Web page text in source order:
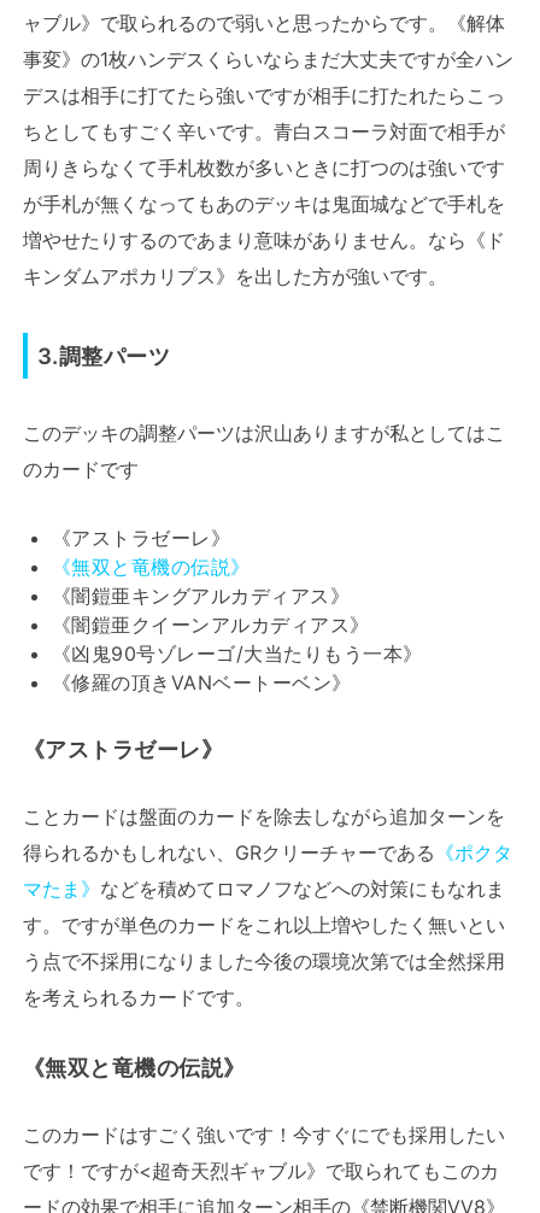
ャブル》で取られるので弱いと思ったからです。《解体
事変》の1枚ハンデスくらいならまだ大丈夫ですが全ハン
デスは相手に打てたら強いですが相手に打たれたらこっ
ちとしてもすごく辛いです。青白スコーラ対面で相手が
周りきらなくて手札枚数が多いときに打つのは強いです
が手札が無くなってもあのデッキは鬼面城などで手札を
増やせたりするのであまり意味がありません。なら《ド
キンダムアポカリプス》を出した方が強いです。
3.調整パーツ
このデッキの調整パーツは沢山ありますが私としてはこ
のカードです
《アストラゼーレ》
《無双と竜機の伝説》
《闇鎧亜キングアルカディアス》
《闇鎧亜クイーンアルカディアス》
《凶鬼90号ゾレーゴ/大当たりもう一本》
《修羅の頂きVANベートーベン》
《アストラゼーレ》
ことカードは盤面のカードを除去しながら追加ターンを
得られるかもしれない、GRクリーチャーである 《ポクタ
マたま》 などを積めてロマノフなどへの対策にもなれま
す。ですが単色のカードをこれ以上増やしたく無いとい
う点で不採用になりました今後の環境次第では全然採用
を考えられるカードです。
《無双と竜機の伝説》
このカードはすごく強いです！今すぐにでも採用したい
です！ですが<超奇天烈ギャブル》で取られてもこのカ
ードの効果で相手に追加ターン相手の《禁断機関VV8》